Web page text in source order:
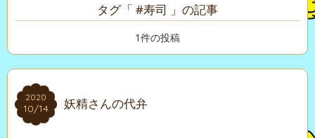
タグ「 #寿司 」の記事
1件の投稿
2020
10/14
2020
10/14 妖精さんの代弁